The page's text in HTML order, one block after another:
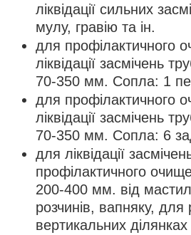
ліквідації сильних
мулу, гравію та ін.
для профілактичного
ліквідації засмічень
70-350 мм. Сопла: 1
для профілактичного
ліквідації засмічень
70-350 мм. Сопла: 6
для ліквідації
профілактичного
200-400 мм. від
розчинів, вапняку, для
вертикальних ділянках